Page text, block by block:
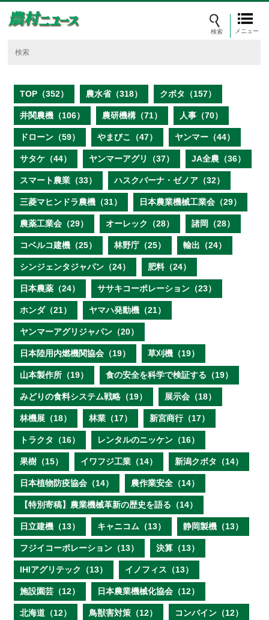
メニュー
TOP（352） 農水省（318） クボタ（157）
井関農機（106） 農研機構（71） 人事（70）
ドローン（59） やまびこ（47） ヤンマー（44）
サタケ（44） ヤンマーアグリ（37） JA全農（36）
スマート農業（33） ハスクバーナ・ゼノア（32）
三菱マヒンドラ農機（31） 日本農業機械工業会（29）
農薬工業会（29） オーレック（28） 諸岡（28）
コベルコ建機（25） 林野庁（25） 輸出（24）
シンジェンタジャパン（24） 肥料（24）
日本農薬（24） ササキコーポレーション（23）
ホンダ（21） ヤマハ発動機（21）
ヤンマーアグリジャパン（20）
日本陸用内燃機関協会（19） 草刈機（19）
山本製作所（19） 食の安全を科学で検証する（19）
みどりの食料システム戦略（19） 展示会（18）
林機展（18） 林業（17） 新宮商行（17）
トラクタ（16） レンタルのニッケン（16）
果樹（15） イワフジ工業（14） 新潟クボタ（14）
日本植物防疫協会（14） 農作業安全（14）
【特別寄稿】農業機械革新の歴史を語る（14）
日立建機（13） キャニコム（13） 静岡製機（13）
フジイコーポレーション（13） 決算（13）
IHIアグリテック（13） イノフィス（13）
施設園芸（12） 日本農業機械化協会（12）
北海道（12） 鳥獣害対策（12） コンバイン（12）